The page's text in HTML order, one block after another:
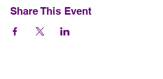
Share This Event